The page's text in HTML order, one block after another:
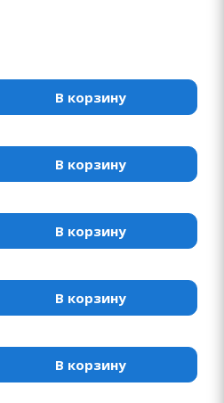
В корзину
В корзину
В корзину
В корзину
В корзину